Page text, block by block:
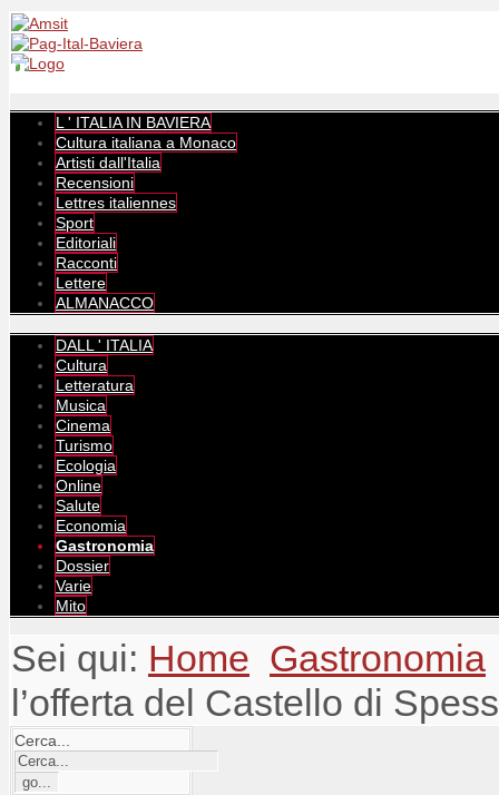
L ' ITALIA IN BAVIERA
Cultura italiana a Monaco
Artisti dall'Italia
Recensioni
Lettres italiennes
Sport
Editoriali
Racconti
Lettere
ALMANACCO
DALL ' ITALIA
Cultura
Letteratura
Musica
Cinema
Turismo
Ecologia
Online
Salute
Economia
Gastronomia
Dossier
Varie
Mito
Sei qui: Home Gastronomia
l’offerta del Castello di
Cerca...